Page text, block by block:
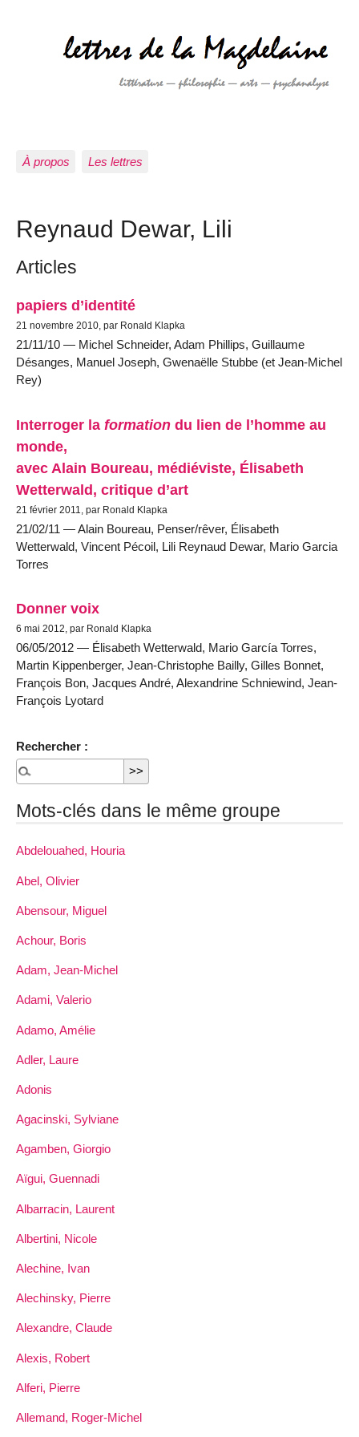
À propos Les lettres
Reynaud Dewar, Lili
Articles
papiers d’identité
21 novembre 2010, par Ronald Klapka
21/11/10 — Michel Schneider, Adam Phillips, Guillaume
Désanges, Manuel Joseph, Gwenaëlle Stubbe (et Jean-Michel
Rey)
Interroger la formation du lien de l’homme au
monde,
avec Alain Boureau, médiéviste, Élisabeth
Wetterwald, critique d’art
21 février 2011, par Ronald Klapka
21/02/11 — Alain Boureau, Penser/rêver, Élisabeth
Wetterwald, Vincent Pécoil, Lili Reynaud Dewar, Mario Garcia
Torres
Donner voix
6 mai 2012, par Ronald Klapka
06/05/2012 — Élisabeth Wetterwald, Mario García Torres,
Martin Kippenberger, Jean-Christophe Bailly, Gilles Bonnet,
François Bon, Jacques André, Alexandrine Schniewind, Jean-
François Lyotard
Rechercher :
Mots-clés dans le même groupe
Abdelouahed, Houria
Abel, Olivier
Abensour, Miguel
Achour, Boris
Adam, Jean-Michel
Adami, Valerio
Adamo, Amélie
Adler, Laure
Adonis
Agacinski, Sylviane
Agamben, Giorgio
Aïgui, Guennadi
Albarracin, Laurent
Albertini, Nicole
Alechine, Ivan
Alechinsky, Pierre
Alexandre, Claude
Alexis, Robert
Alferi, Pierre
Allemand, Roger-Michel